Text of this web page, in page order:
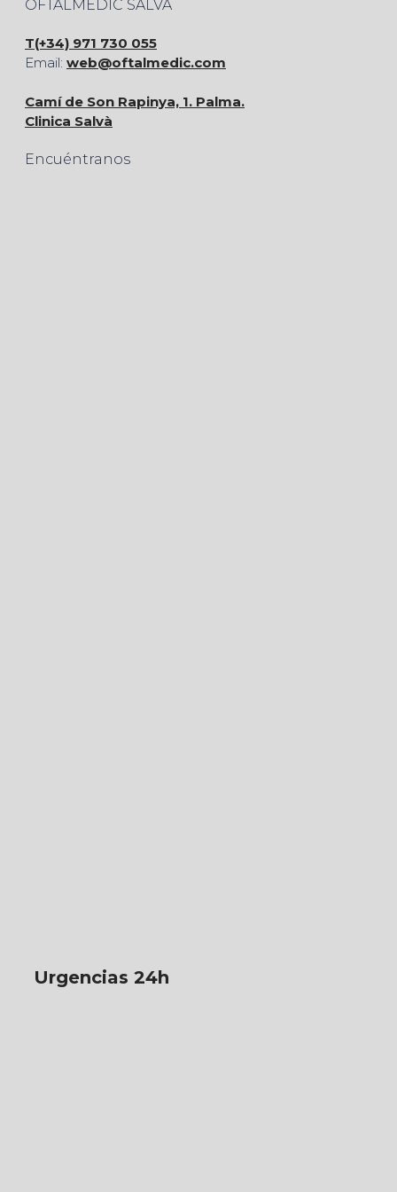
OFTALMEDIC SALVÀ
T(+34) 971 730 055
Email: web@oftalmedic.com
Camí de Son Rapinya, 1. Palma.
Clinica Salvà
Encuéntranos
Urgencias 24h